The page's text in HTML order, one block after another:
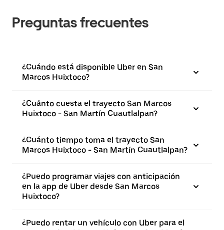
Preguntas frecuentes
¿Cuándo está disponible Uber en San
Marcos Huixtoco?
¿Cuánto cuesta el trayecto San Marcos
Huixtoco - San Martín Cuautlalpan?
¿Cuánto tiempo toma el trayecto San
Marcos Huixtoco - San Martín Cuautlalpan?
¿Puedo programar viajes con anticipación
en la app de Uber desde San Marcos
Huixtoco?
¿Puedo rentar un vehículo con Uber para el